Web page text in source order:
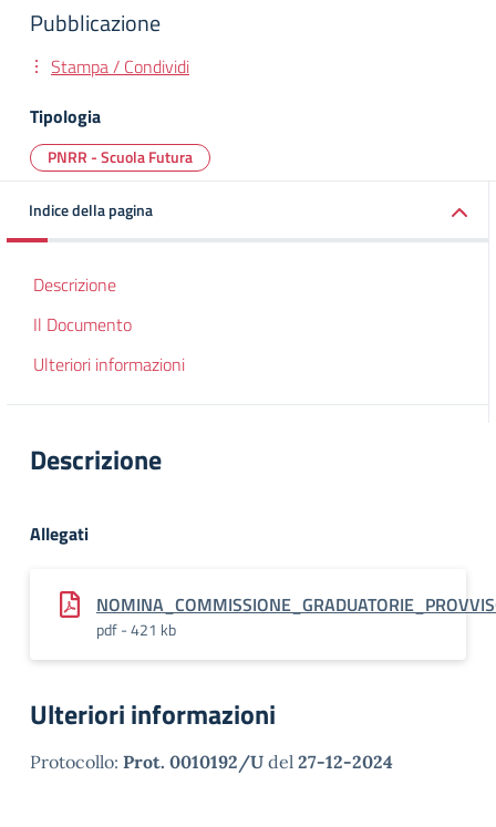
Pubblicazione
Stampa / Condividi
Tipologia
PNRR - Scuola Futura
Indice della pagina
Descrizione
Il Documento
Ulteriori informazioni
Descrizione
Allegati
pdf - 421 kb
Ulteriori informazioni
Protocollo: Prot. 0010192/U del 27-12-2024